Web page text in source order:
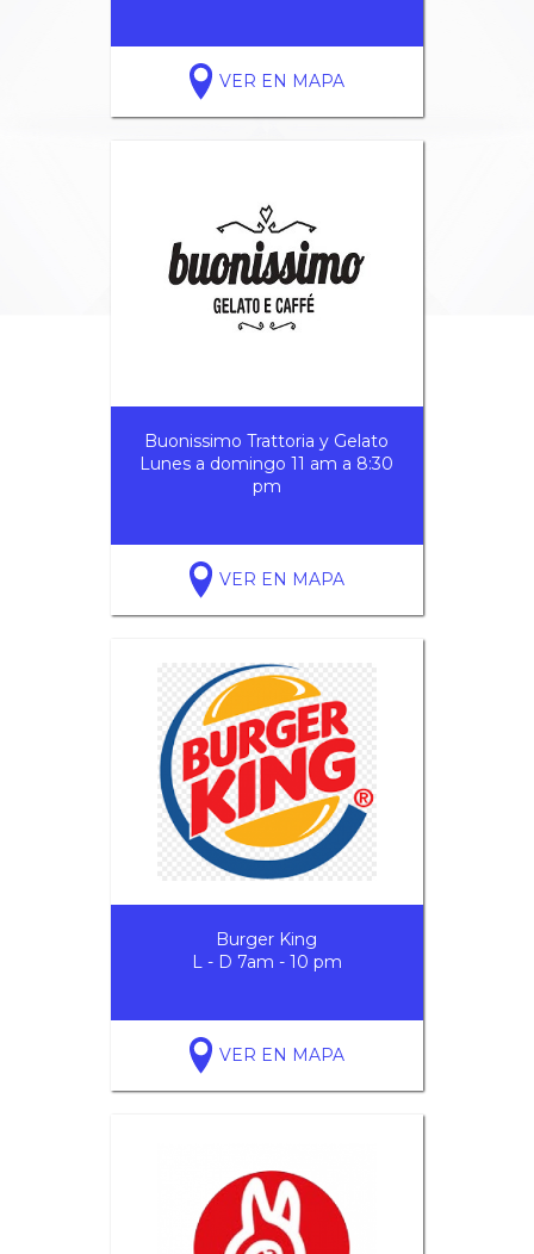
VER EN MAPA
Buonissimo Trattoria y Gelato
Lunes a domingo 11 am a 8:30
pm
VER EN MAPA
Burger King
L - D 7am - 10 pm
VER EN MAPA